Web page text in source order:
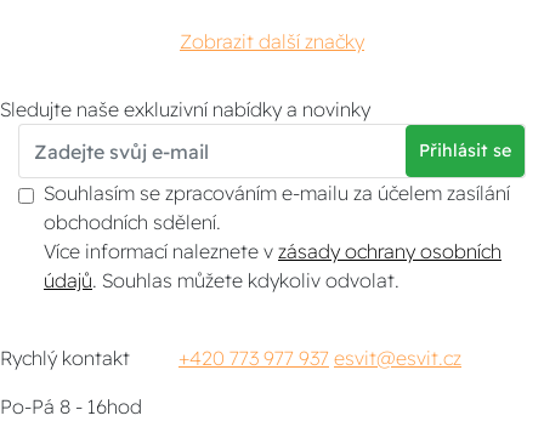
Zobrazit další značky
Sledujte naše exkluzivní nabídky a novinky
Přihlásit se
Souhlasím se zpracováním e-mailu za účelem zasílání
obchodních sdělení.
Více informací naleznete v zásady ochrany osobních
údajů . Souhlas můžete kdykoliv odvolat.
Rychlý kontakt +420 773 977 937 esvit@esvit.cz
Po-Pá 8 - 16hod